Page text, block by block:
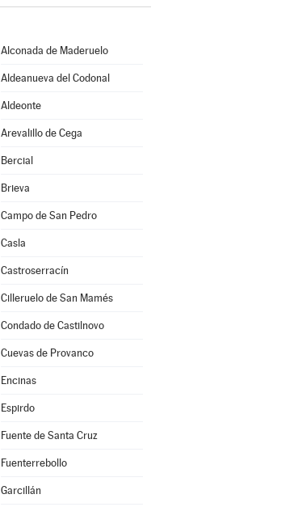
Alconada de Maderuelo
Aldeanueva del Codonal
Aldeonte
Arevalillo de Cega
Bercial
Brieva
Campo de San Pedro
Casla
Castroserracín
Cilleruelo de San Mamés
Condado de Castilnovo
Cuevas de Provanco
Encinas
Espirdo
Fuente de Santa Cruz
Fuenterrebollo
Garcillán